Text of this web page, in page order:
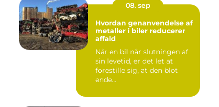
08. sep
Hvordan genanvendelse af
metaller i biler reducerer
affald
Når en bil når slutningen af
sin levetid, er det let at
forestille sig, at den blot
ende...